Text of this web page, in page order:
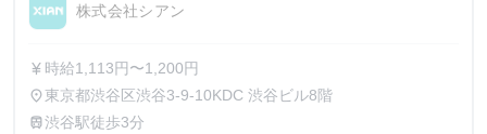
株式会社シアン
currency_yen 時給1,113円〜1,200円
place東京都渋谷区渋谷3-9-10KDC 渋谷ビル8階
train渋谷駅徒歩3分